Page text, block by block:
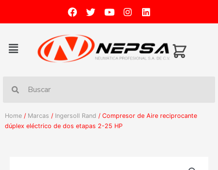
Home / Marcas / Ingersoll Rand / Compresor de Aire reciprocante
dúplex eléctrico de dos etapas 2-25 HP